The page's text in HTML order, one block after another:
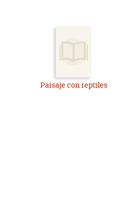
Paisaje con reptiles